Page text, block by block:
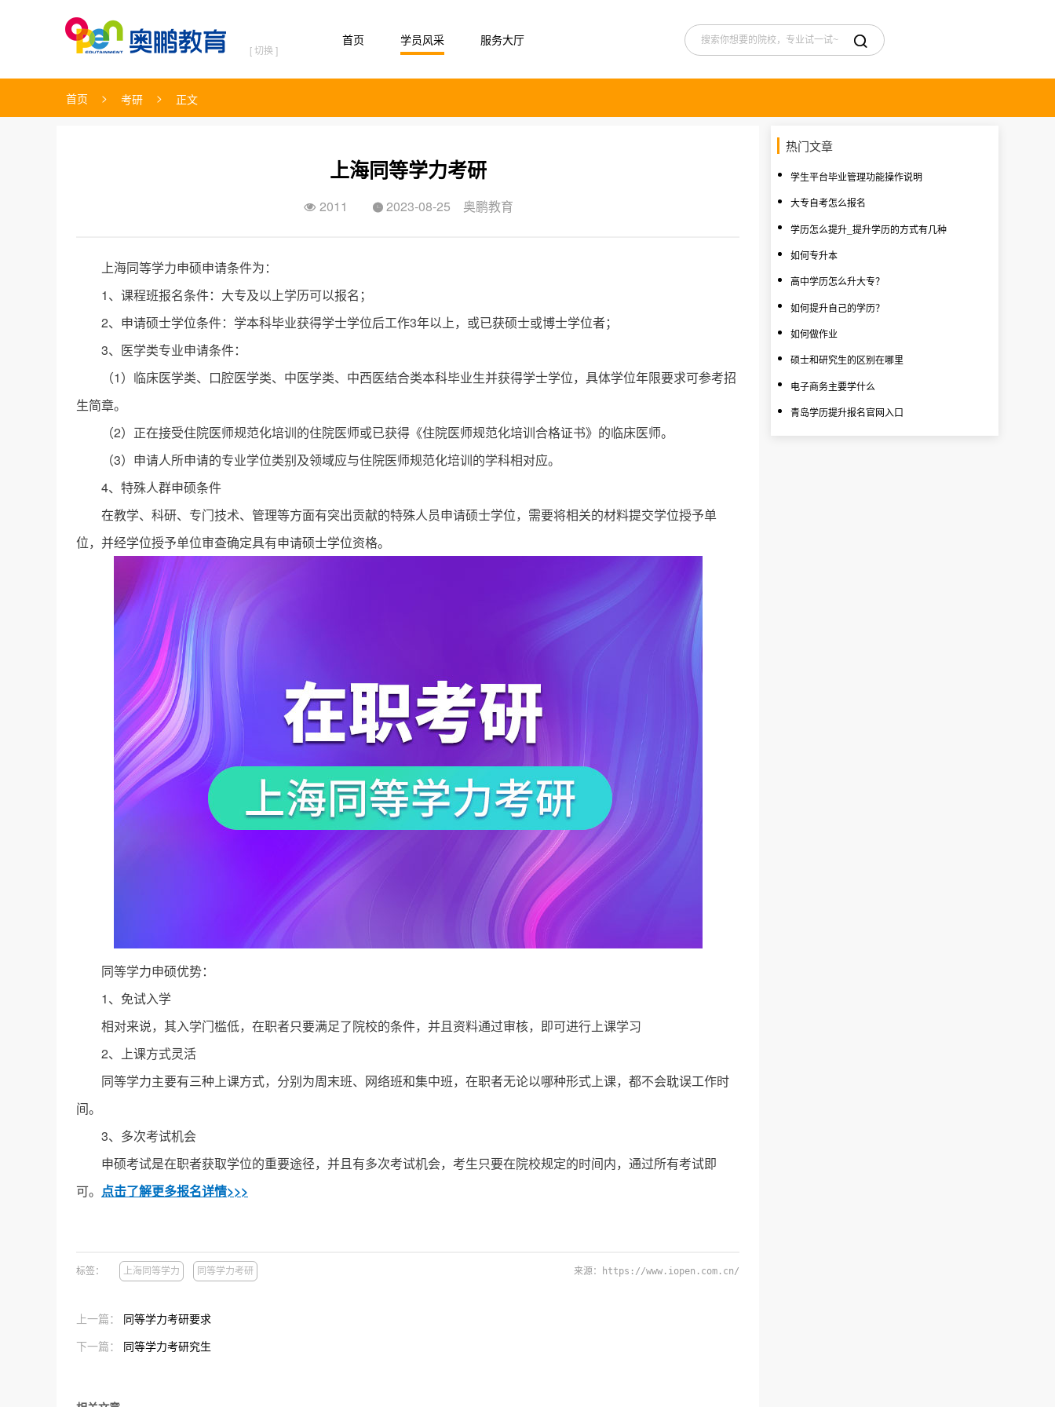
[ 切换 ]
首页 学员风采 服务大厅 
首页 > 考研 > 正文
上海同等学力考研
 2011 2023-08-25 奥鹏教育
上海同等学力申硕申请条件为：
1、课程班报名条件：大专及以上学历可以报名；
2、申请硕士学位条件：学本科毕业获得学士学位后工作3年以上，或已获硕士或博士学位者；
3、医学类专业申请条件：
（1）临床医学类、口腔医学类、中医学类、中西医结合类本科毕业生并获得学士学位，具体学位年限要求可参考招
生简章。
（2）正在接受住院医师规范化培训的住院医师或已获得《住院医师规范化培训合格证书》的临床医师。
（3）申请人所申请的专业学位类别及领域应与住院医师规范化培训的学科相对应。
4、特殊人群申硕条件
在教学、科研、专门技术、管理等方面有突出贡献的特殊人员申请硕士学位，需要将相关的材料提交学位授予单
位，并经学位授予单位审查确定具有申请硕士学位资格。
同等学力申硕优势：
1、免试入学
相对来说，其入学门槛低，在职者只要满足了院校的条件，并且资料通过审核，即可进行上课学习
2、上课方式灵活
同等学力主要有三种上课方式，分别为周末班、网络班和集中班，在职者无论以哪种形式上课，都不会耽误工作时
间。
3、多次考试机会
申硕考试是在职者获取学位的重要途径，并且有多次考试机会，考生只要在院校规定的时间内，通过所有考试即
可。 点击了解更多报名详情>>>
标签： 上海同等学力 同等学力考研 来源：https://www.iopen.com.cn/
上一篇：
同等学力考研要求
下一篇：
同等学力考研究生
热门文章
学生平台毕业管理功能操作说明
大专自考怎么报名
学历怎么提升_提升学历的方式有几种
如何专升本
高中学历怎么升大专？
如何提升自己的学历？
如何做作业
硕士和研究生的区别在哪里
电子商务主要学什么
青岛学历提升报名官网入口